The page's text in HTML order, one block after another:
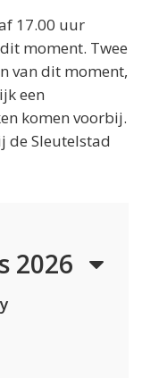
17.00 uur
moment. Twee
van dit moment,
een
komen voorbij.
de Sleutelstad
2026